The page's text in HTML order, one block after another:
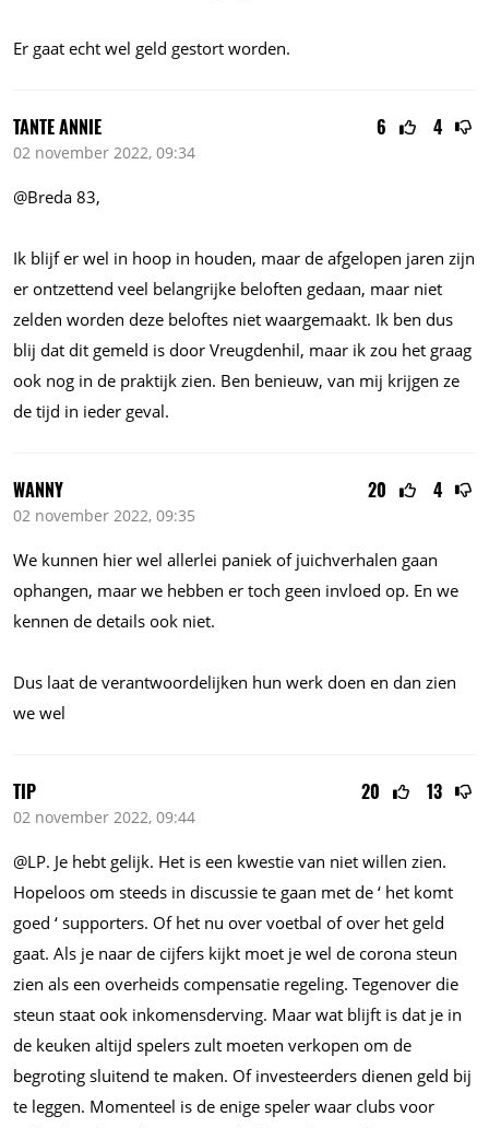
Er gaat echt wel geld gestort worden.
6 4
TANTE ANNIE
02 november 2022, 09:34
@Breda 83,
Ik blijf er wel in hoop in houden, maar de afgelopen jaren zijn
er ontzettend veel belangrijke beloften gedaan, maar niet
zelden worden deze beloftes niet waargemaakt. Ik ben dus
blij dat dit gemeld is door Vreugdenhil, maar ik zou het graag
ook nog in de praktijk zien. Ben benieuw, van mij krijgen ze
de tijd in ieder geval.
20 4
WANNY
02 november 2022, 09:35
We kunnen hier wel allerlei paniek of juichverhalen gaan
ophangen, maar we hebben er toch geen invloed op. En we
kennen de details ook niet.
Dus laat de verantwoordelijken hun werk doen en dan zien
we wel
20 13
TIP
02 november 2022, 09:44
@LP. Je hebt gelijk. Het is een kwestie van niet willen zien.
Hopeloos om steeds in discussie te gaan met de ‘ het komt
goed ‘ supporters. Of het nu over voetbal of over het geld
gaat. Als je naar de cijfers kijkt moet je wel de corona steun
zien als een overheids compensatie regeling. Tegenover die
steun staat ook inkomensderving. Maar wat blijft is dat je in
de keuken altijd spelers zult moeten verkopen om de
begroting sluitend te maken. Of investeerders dienen geld bij
te leggen. Momenteel is de enige speler waar clubs voor